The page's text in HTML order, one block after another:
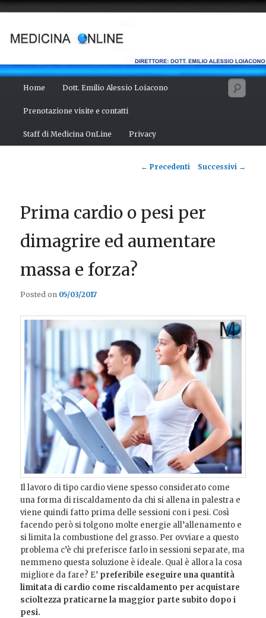
contenuto
principale
Home Dott. Emilio Alessio Loiacono
Prenotazione visite e contatti
Staff di Medicina OnLine Privacy
Navigazione
← Precedenti Successivi →
Prima cardio o pesi per
dimagrire ed aumentare
massa e forza?
Posted on 05/03/2017
Il lavoro di tipo cardio viene spesso considerato come
una forma di riscaldamento da chi si allena in palestra e
viene quindi fatto prima delle sessioni con i pesi. Così
facendo però si tolgono molte energie all’allenamento e
si limita la combustione del grasso. Per ovviare a questo
problema c’è chi preferisce farlo in sessioni separate, ma
nemmeno questa soluzione è ideale. Qual è allora la cosa
migliore da fare? E’ preferibile eseguire una quantità
limitata di cardio come riscaldamento per acquistare
scioltezza praticarne la maggior parte subito dopo i
pesi.